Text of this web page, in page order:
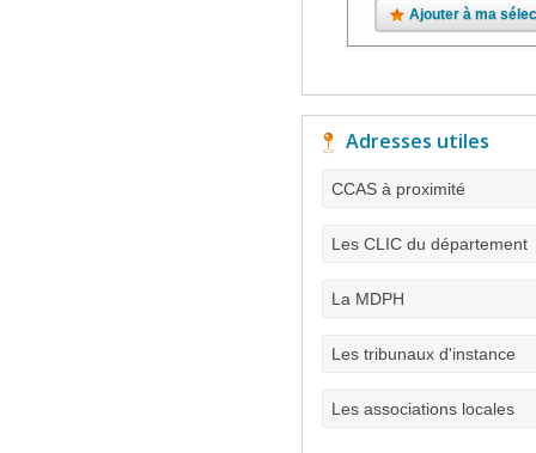
Ajouter à ma
Adresses utiles
CCAS à proximité
Les CLIC du département
La MDPH
Les tribunaux d'instance
Les associations locales